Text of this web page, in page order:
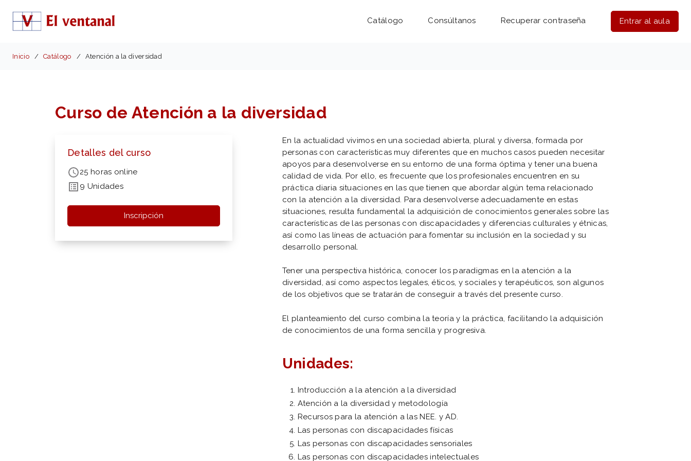
Catálogo Consúltanos Recuperar contraseña Entrar al aula
Inicio Catálogo Atención a la diversidad
Curso de Atención a la diversidad
Detalles del curso
25 horas online
9 Unidades
Inscripción
En la actualidad vivimos en una sociedad abierta, plural y diversa, formada por
personas con características muy diferentes que en muchos casos pueden necesitar
apoyos para desenvolverse en su entorno de una forma óptima y tener una buena
calidad de vida. Por ello, es frecuente que los profesionales encuentren en su
práctica diaria situaciones en las que tienen que abordar algún tema relacionado
con la atención a la diversidad. Para desenvolverse adecuadamente en estas
situaciones, resulta fundamental la adquisición de conocimientos generales sobre las
características de las personas con discapacidades y diferencias culturales y étnicas,
así como las líneas de actuación para fomentar su inclusión en la sociedad y su
desarrollo personal.
Tener una perspectiva histórica, conocer los paradigmas en la atención a la
diversidad, así como aspectos legales, éticos, y sociales y terapéuticos, son algunos
de los objetivos que se tratarán de conseguir a través del presente curso.
El planteamiento del curso combina la teoría y la práctica, facilitando la adquisición
de conocimientos de una forma sencilla y progresiva.
Unidades:
Introducción a la atención a la diversidad
Atención a la diversidad y metodología
Recursos para la atención a las NEE. y AD.
Las personas con discapacidades físicas
Las personas con discapacidades sensoriales
Las personas con discapacidades intelectuales